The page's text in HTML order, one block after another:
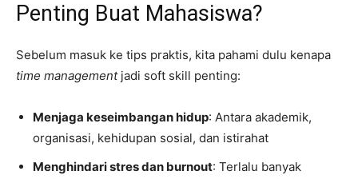
Penting Buat Mahasiswa?
Sebelum masuk ke tips praktis, kita pahami dulu kenapa
time managementjadi soft skill penting:
Menjaga keseimbangan hidup: Antara akademik,
organisasi, kehidupan sosial, dan istirahat
Menghindari stres dan burnout: Terlalu banyak